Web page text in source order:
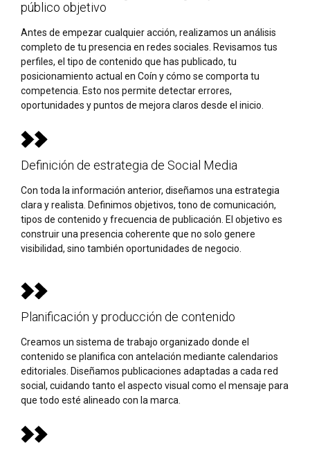
público objetivo
Antes de empezar cualquier acción, realizamos un análisis
completo de tu presencia en redes sociales. Revisamos tus
perfiles, el tipo de contenido que has publicado, tu
posicionamiento actual en Coín y cómo se comporta tu
competencia. Esto nos permite detectar errores,
oportunidades y puntos de mejora claros desde el inicio.
Definición de estrategia de Social Media
Con toda la información anterior, diseñamos una estrategia
clara y realista. Definimos objetivos, tono de comunicación,
tipos de contenido y frecuencia de publicación. El objetivo es
construir una presencia coherente que no solo genere
visibilidad, sino también oportunidades de negocio.
Planificación y producción de contenido
Creamos un sistema de trabajo organizado donde el
contenido se planifica con antelación mediante calendarios
editoriales. Diseñamos publicaciones adaptadas a cada red
social, cuidando tanto el aspecto visual como el mensaje para
que todo esté alineado con la marca.